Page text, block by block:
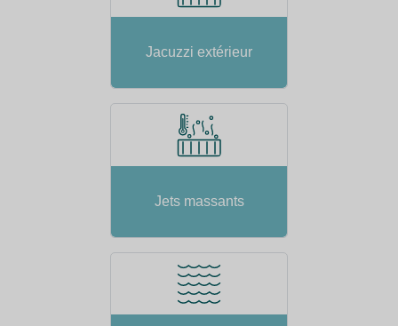
Jacuzzi extérieur
Jets massants